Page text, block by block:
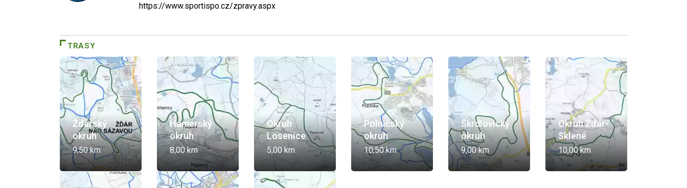
https://www.sportispo.cz/zpravy.aspx
TRASY
Žďárský
okruh
9,50 km
Hamerský
okruh
8,00 km
Okruh
Losenice
5,00 km
Polničský
okruh
10,50 km
Škrdlovický
okruh
9,00 km
Okruh Žďár-
Sklené
10,00 km